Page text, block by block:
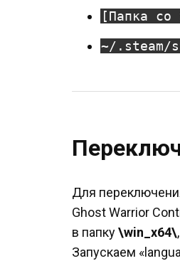
[Папка со
~/.steam/
Для
Ghost Warrior
в папку\win_x64\
Запускаем